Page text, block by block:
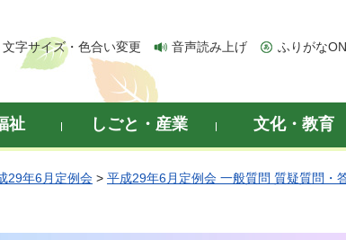
文字サイズ・色合い変更 音声読み上げ ふりがなON
祉 しごと・産業 文化・教育
29年6月定例会 > 平成29年6月定例会 一般質問 質疑質問・